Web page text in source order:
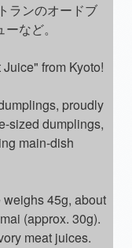
ランのオードブ
など。
from Kyoto!
proudly
sized dumplings,
main-dish
45g, about
(approx. 30g).
meat juices.